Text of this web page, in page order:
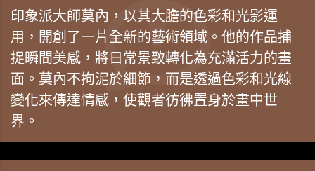
印象派大師莫內，以其大膽的色彩和光影運
用，開創了一片全新的藝術領域。他的作品捕
捉瞬間美感，將日常景致轉化為充滿活力的畫
面。莫內不拘泥於細節，而是透過色彩和光線
變化來傳達情感，使觀者彷彿置身於畫中世
界。